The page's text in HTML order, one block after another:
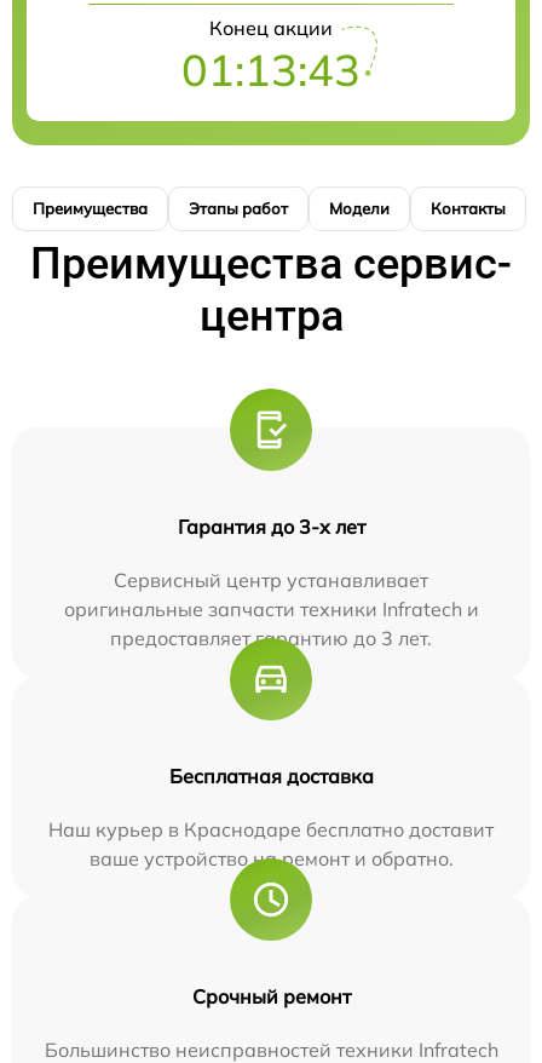
Конец акции
01:13:42
Преимущества Этапы работ Модели Контакты
Преимущества сервис-
центра
Гарантия до 3-х лет
Сервисный центр устанавливает
оригинальные запчасти техники Infratech и
предоставляет гарантию до 3 лет.
Бесплатная доставка
Наш курьер в Краснодаре бесплатно доставит
ваше устройство на ремонт и обратно.
Срочный ремонт
Большинство неисправностей техники Infratech